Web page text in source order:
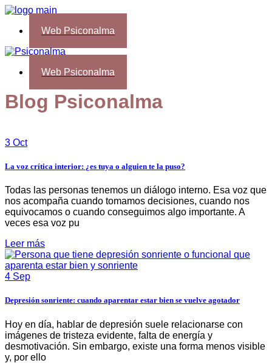
Web Psiconalma
Web Psiconalma
Blog Psiconalma
3 Oct
La voz crítica interior: ¿es tuya o alguien te la puso?
Todas las personas tenemos un diálogo interno. Esa voz que
nos acompaña cuando tomamos decisiones, cuando nos
equivocamos o cuando conseguimos algo importante. A
veces esa voz pu
Leer más
4 Sep
Depresión sonriente: cuando aparentar estar bien se vuelve agotador
Hoy en día, hablar de depresión suele relacionarse con
imágenes de tristeza evidente, falta de energía y
desmotivación. Sin embargo, existe una forma menos visible
y, por ello